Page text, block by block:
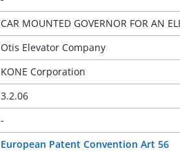
CAR MOUNTED GOVERNOR FOR AN
Otis Elevator Company
KONE Corporation
3.2.06
-
European Patent Convention Art 56